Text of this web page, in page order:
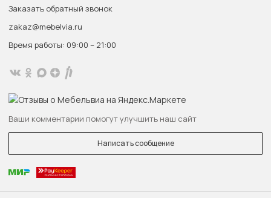
Заказать обратный звонок
zakaz@mebelvia.ru
Время работы: 09:00 – 21:00
Ваши комментарии помогут улучшить наш сайт
Написать сообщение